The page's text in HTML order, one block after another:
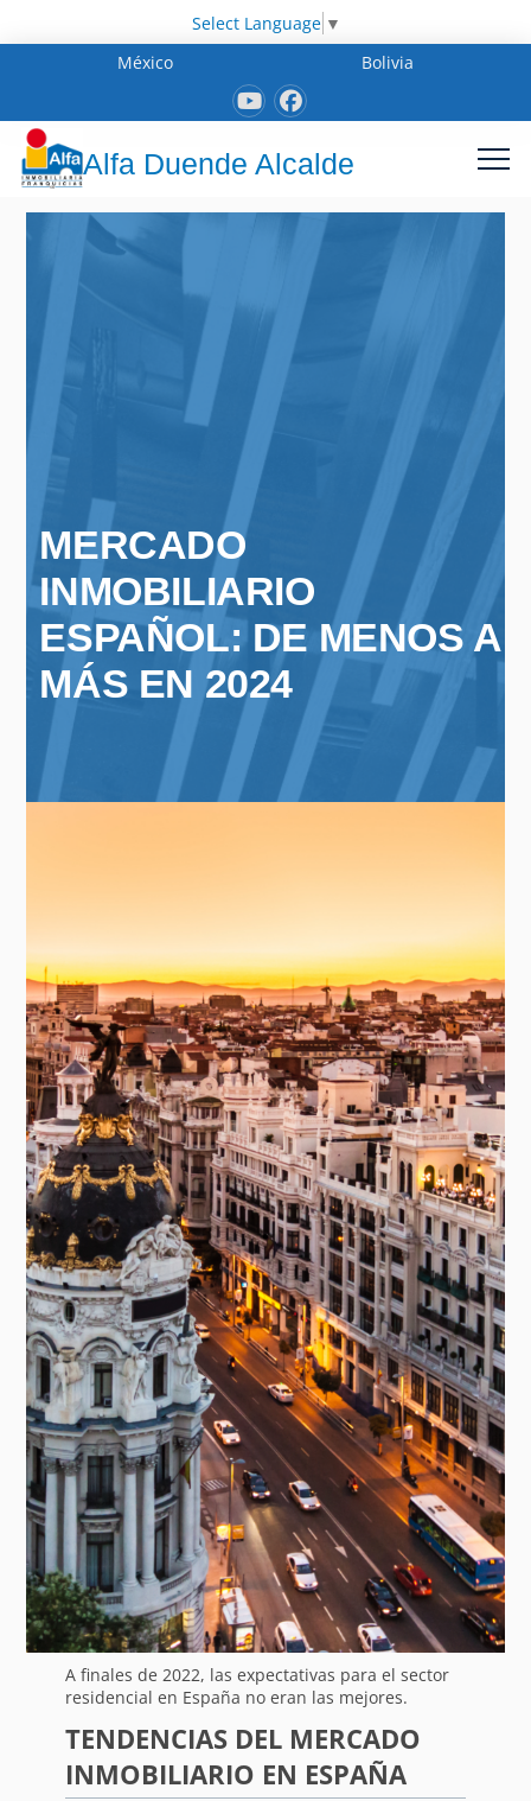
Select Language ▼
México
Bolivia
Alfa Duende Alcalde
MERCADO
INMOBILIARIO
ESPAÑOL: DE MENOS A
MÁS EN 2024
A finales de 2022, las expectativas para el sector
residencial en España no eran las mejores.
TENDENCIAS DEL MERCADO
INMOBILIARIO EN ESPAÑA